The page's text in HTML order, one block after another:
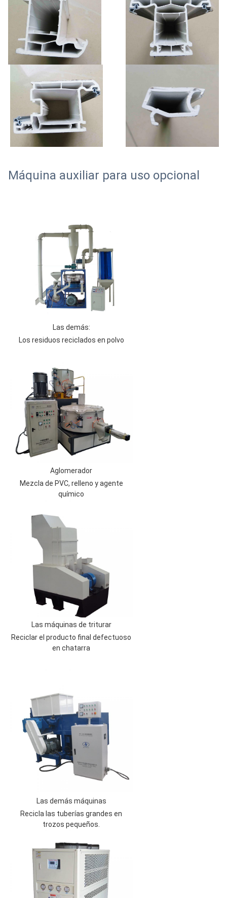
Máquina auxiliar para uso opcional
Las demás:
Los residuos reciclados en polvo
Aglomerador
Mezcla de PVC, relleno y agente
químico
Las máquinas de triturar
Reciclar el producto final defectuoso
en chatarra
Las demás máquinas
Recicla las tuberías grandes en
trozos pequeños.